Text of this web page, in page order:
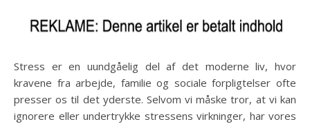
Stress er en uundgåelig del af det moderne liv, hvor
kravene fra arbejde, familie og sociale forpligtelser ofte
presser os til det yderste. Selvom vi måske tror, at vi kan
ignorere eller undertrykke stressens virkninger, har vores